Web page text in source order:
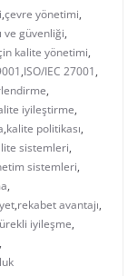
,çevre yönetimi,
ve güvenliği,
kalite yönetimi,
,ISO/IEC 27001,
,
iyileştirme,
,kalite politikası,
sistemleri,
sistemleri,
,
,rekabet avantajı,
iyileşme,
,